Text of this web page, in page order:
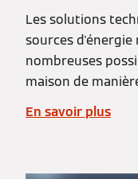
Les solutions
sources
nombreuses
maison de
En savoir plus